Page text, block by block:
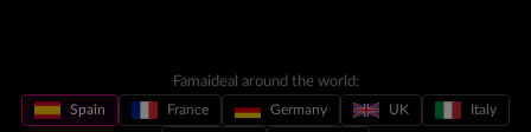
Famaideal around the world:
Spain France Germany UK Italy